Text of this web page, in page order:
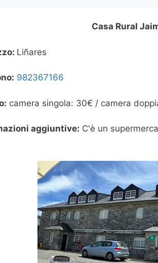
Casa Rural
Liñares
982367166
camera singola: 30€ / camera
aggiuntive: C'è un